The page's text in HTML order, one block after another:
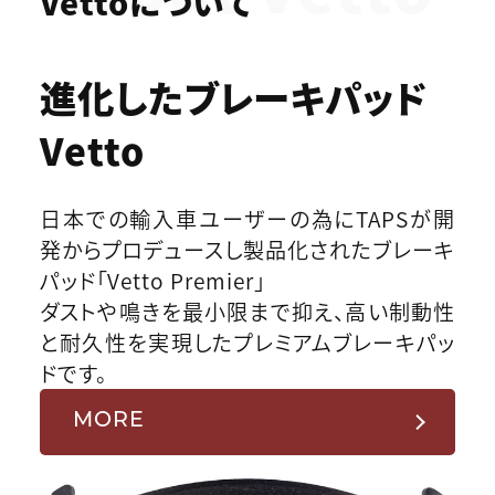
進化したブレーキパッド
Vetto
日本での輸入車ユーザーの為にTAPSが開
発からプロデュースし製品化されたブレーキ
パッド「Vetto Premier」
ダストや鳴きを最小限まで抑え、高い制動性
と耐久性を実現したプレミアムブレーキパッ
ドです。
MORE